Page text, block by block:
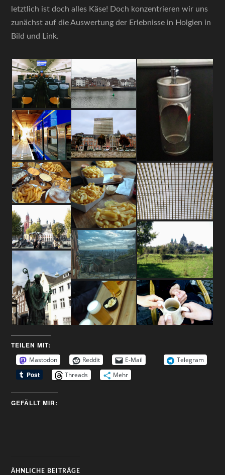
letztlich ist doch alles Käse! Doch konzentrieren wir uns
zunächst auf die Auswertung der Erlebnisse in Holgien in
Bild und Link.
TEILEN MIT:
Mastodon Reddit E-Mail
Telegram
Threads
Mehr
GEFÄLLT MIR:
ÄHNLICHE BEITRÄGE